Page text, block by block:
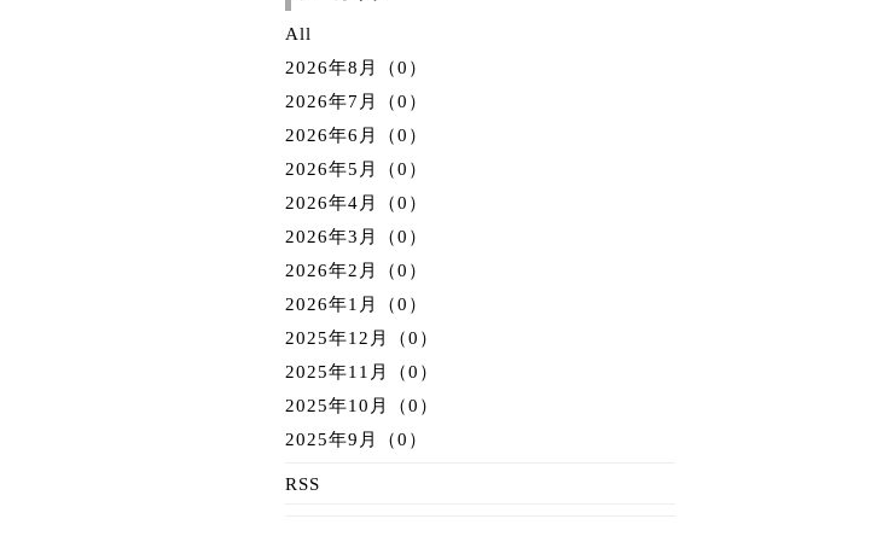
All
2026年8月（0）
2026年7月（0）
2026年6月（0）
2026年5月（0）
2026年4月（0）
2026年3月（0）
2026年2月（0）
2026年1月（0）
2025年12月（0）
2025年11月（0）
2025年10月（0）
2025年9月（0）
RSS